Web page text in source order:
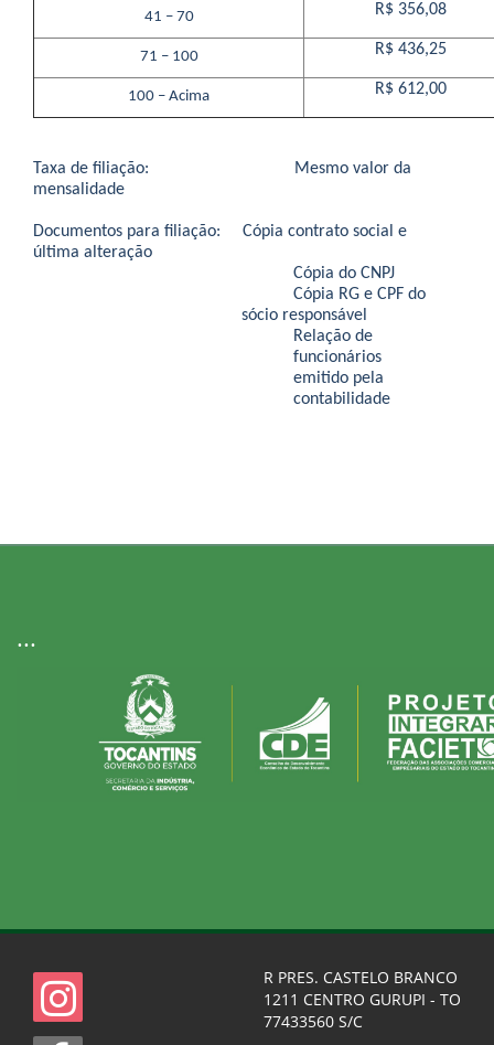
41 – 70 R$ 356,08
71 – 100 R$ 436,25
100 – Acima R$ 612,00
Taxa de filiação:
Mesmo valor da
mensalidade
Documentos para filiação:
Cópia contrato social e
última alteração
Cópia do CNPJ
Cópia RG e CPF do
sócio responsável
Relação de
funcionários
emitido pela
contabilidade
...
R PRES. CASTELO BRANCO
1211 CENTRO GURUPI - TO
77433560 S/C